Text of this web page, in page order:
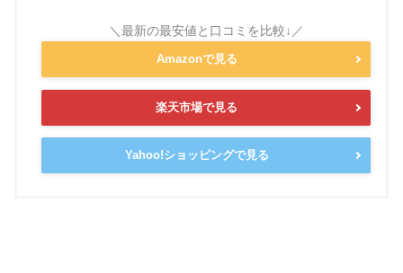
Amazonで見る
楽天市場で見る
Yahoo!ショッピングで見る